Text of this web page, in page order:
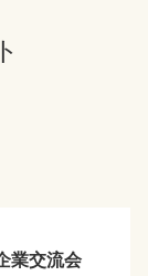
業交流会